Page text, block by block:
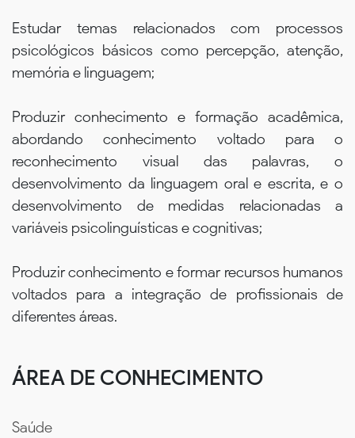
Estudar temas relacionados com processos
psicológicos básicos como percepção, atenção,
memória e linguagem;
Produzir conhecimento e formação acadêmica,
abordando conhecimento voltado para o
reconhecimento visual das palavras, o
desenvolvimento da linguagem oral e escrita, e o
desenvolvimento de medidas relacionadas a
variáveis psicolinguísticas e cognitivas;
Produzir conhecimento e formar recursos humanos
voltados para a integração de profissionais de
diferentes áreas.
ÁREA DE CONHECIMENTO
Saúde